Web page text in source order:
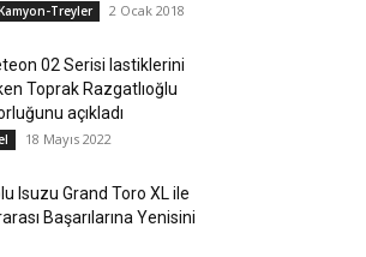
Treyler 2 Ocak 2018
02 Serisi lastiklerini
Toprak Razgatlıoğlu
açıkladı
18 Mayıs 2022
Isuzu Grand Toro XL ile
Başarılarına Yenisini